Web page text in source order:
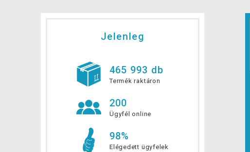
Jelenleg
465 993 db
Termék raktáron
200
Ügyfél online
98%
Elégedett ügyfelek